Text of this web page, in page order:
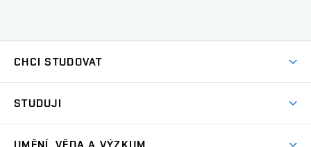
CHCI STUDOVAT
Přijímačky
STUDUJI